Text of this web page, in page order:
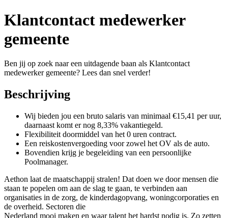
Klantcontact medewerker
gemeente
Ben jij op zoek naar een uitdagende baan als Klantcontact
medewerker gemeente? Lees dan snel verder!
Beschrijving
Wij bieden jou een bruto salaris van minimaal €15,41 per uur,
daarnaast komt er nog 8,33% vakantiegeld.
Flexibiliteit doormiddel van het 0 uren contract.
Een reiskostenvergoeding voor zowel het OV als de auto.
Bovendien krijg je begeleiding van een persoonlijke
Poolmanager.
Aethon laat de maatschappij stralen! Dat doen we door mensen die
staan te popelen om aan de slag te gaan, te verbinden aan
organisaties in de zorg, de kinderdagopvang, woningcorporaties en
de overheid. Sectoren die
Nederland mooi maken en waar talent het hardst nodig is. Zo zetten